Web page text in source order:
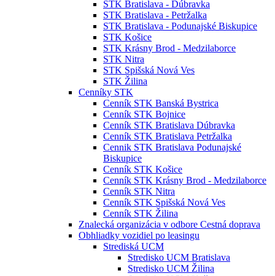
STK Bratislava - Dúbravka
STK Bratislava - Petržalka
STK Bratislava - Podunajské Biskupice
STK Košice
STK Krásny Brod - Medzilaborce
STK Nitra
STK Spišská Nová Ves
STK Žilina
Cenníky STK
Cenník STK Banská Bystrica
Cenník STK Bojnice
Cenník STK Bratislava Dúbravka
Cenník STK Bratislava Petržalka
Cennik STK Bratislava Podunajské
Biskupice
Cenník STK Košice
Cenník STK Krásny Brod - Medzilaborce
Cenník STK Nitra
Cenník STK Spišská Nová Ves
Cenník STK Žilina
Znalecká organizácia v odbore Cestná doprava
Obhliadky vozidiel po leasingu
Strediská UCM
Stredisko UCM Bratislava
Stredisko UCM Žilina